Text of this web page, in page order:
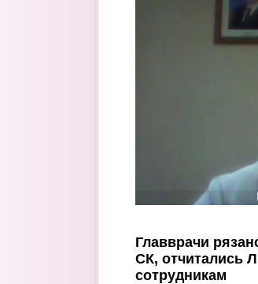
Главврачи
СК, отчитались
сотрудникам